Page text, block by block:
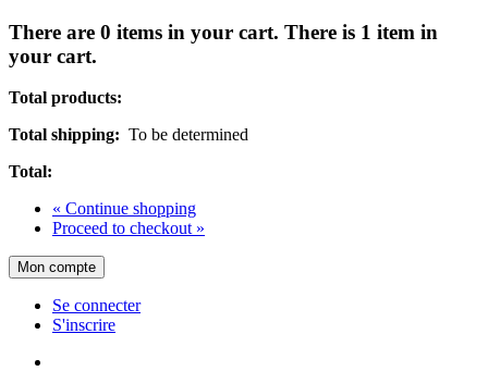
There are 0 items in your cart. There is 1 item in
your cart.
Total products:
Total shipping: To be determined
Total:
« Continue shopping
Proceed to checkout »
Mon compte
Se connecter
S'inscrire